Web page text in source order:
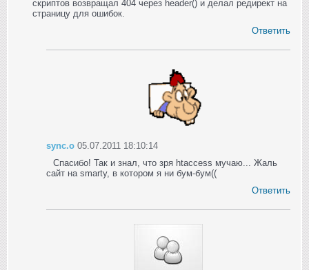
скриптов возвращал 404 через header() и делал редирект на
страницу для ошибок.
Ответить
sync.o 05.07.2011 18:10:14
Спасибо! Так и знал, что зря htaccess мучаю... Жаль
сайт на smarty, в котором я ни бум-бум((
Ответить